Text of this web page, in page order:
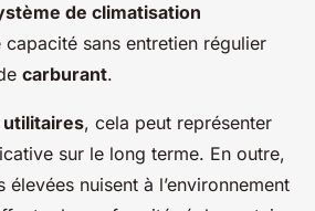
de climatisation
sans entretien régulier
carburant.
, cela peut représenter
sur le long terme. En outre,
élevées nuisent à l’environnement